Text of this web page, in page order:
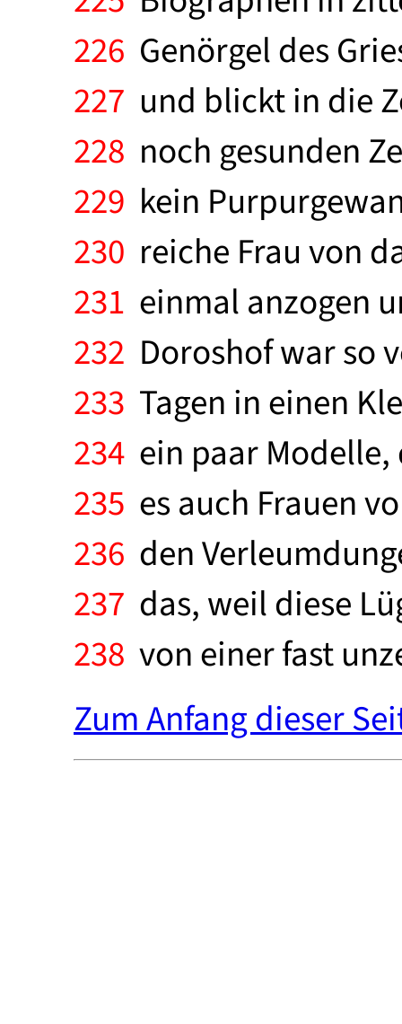
226 Genörgel des
227 und blickt in die
228 noch gesunden
229 kein
230 reiche Frau von
231 einmal anzogen
232 Doroshof war so
233 Tagen in einen
234 ein paar
235 es auch Frauen
236 den
237 das, weil diese
238 von einer fast
Zum Anfang dieser